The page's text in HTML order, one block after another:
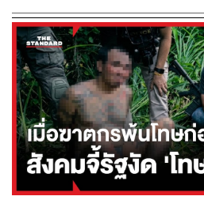
หลายสำนัก ได้แก่ The Guardian,
Telegraph รายงานถึงสถานการณ์
กำลังสุ่มเสี่ยงพ้นจากนายกฯ หลัง
และครม.ระดับสูงกดดันให้เขาลา
ประเทศ ขณะที่ผู้ช่วยรัฐมนตรีลาอ
ทั้งนี้ The Guardian รายงานว่า อี
กระทรวงการต่างประเทศ และ ช
กระทรวงความมั่นคงภายใน กล่าว
มาว่า เขาควรส่งต่ออำนาจให้คนอื่